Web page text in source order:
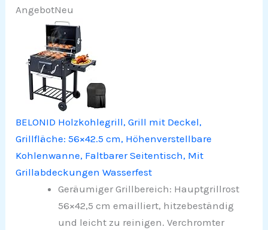
AngebotNeu
BELONID Holzkohlegrill, Grill mit Deckel,
Grillfläche: 56×42.5 cm, Höhenverstellbare
Kohlenwanne, Faltbarer Seitentisch, Mit
Grillabdeckungen Wasserfest
Geräumiger Grillbereich: Hauptgrillrost
56×42,5 cm emailliert, hitzebeständig
und leicht zu reinigen. Verchromter